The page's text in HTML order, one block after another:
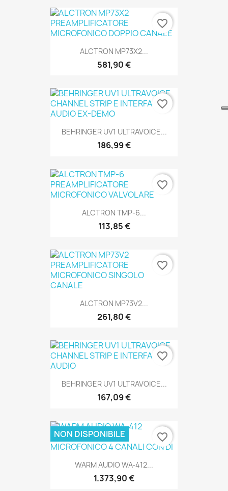
SOLO ONLINE
ALCTRON MP73X2...
581,90 €
favorite_border
BEHRINGER UV1 ULTRAVOICE...
186,99 €
favorite_border
ALCTRON TMP-6...
113,85 €
favorite_border
ALCTRON MP73V2...
261,80 €
SOLO ONLINE
favorite_border
BEHRINGER UV1 ULTRAVOICE...
167,09 €
favorite_border
WARM AUDIO WA-412...
1.373,90 €
NON DISPONIBILE favorite_border